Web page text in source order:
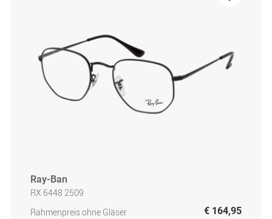
Ray-Ban
RX 6448 2509
Rahmenpreis ohne Gläser
€ 164,95